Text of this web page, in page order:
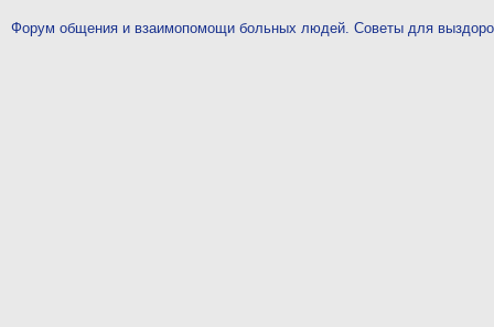
Форум общения и взаимопомощи больных людей. Советы для